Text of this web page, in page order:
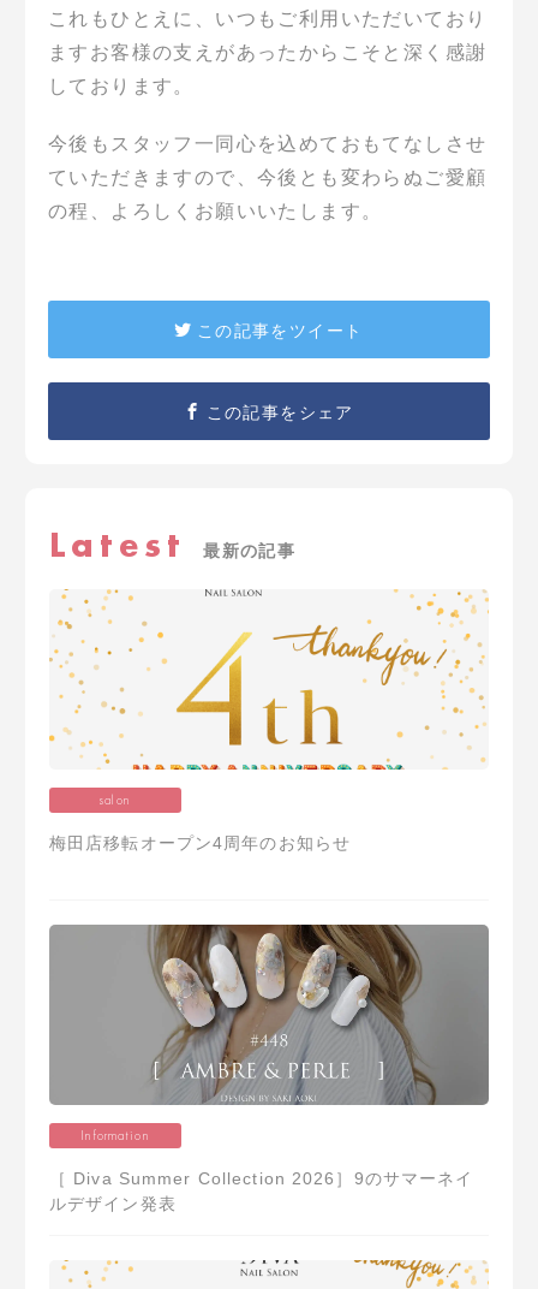
これもひとえに、いつもご利用いただいており
ますお客様の支えがあったからこそと深く感謝
しております。
今後もスタッフ一同心を込めておもてなしさせ
ていただきますので、今後とも変わらぬご愛顧
の程、よろしくお願いいたします。
この記事をツイート
この記事をシェア
Latest 最新の記事
salon
梅田店移転オープン4周年のお知らせ
Information
［ Diva Summer Collection 2026］9のサマーネイ
ルデザイン発表